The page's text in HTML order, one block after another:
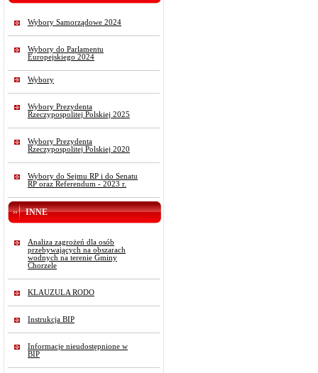
Wybory Samorządowe 2024
Wybory do Parlamentu
Europejskiego 2024
Wybory
Wybory Prezydenta
Rzeczypospolitej Polskiej 2025
Wybory Prezydenta
Rzeczypospolitej Polskiej 2020
Wybory do Sejmu RP i do Senatu
RP oraz Referendum - 2023 r.
INNE
Analiza zagrożeń dla osób
przebywających na obszarach
wodnych na terenie Gminy
Chorzele
KLAUZULA RODO
Instrukcja BIP
Informacje nieudostępnione w
BIP